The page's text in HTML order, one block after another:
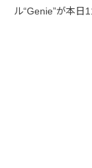
ル“Genie”が本日